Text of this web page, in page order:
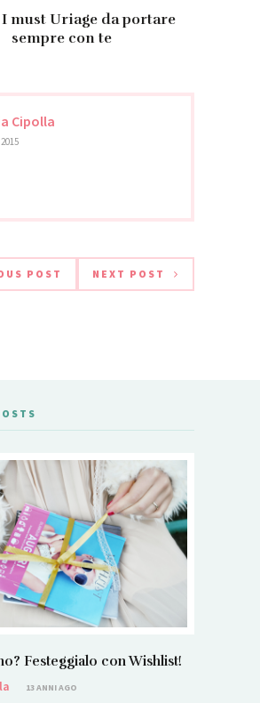
I must Uriage da portare
sempre con te
Cipolla
POST NEXT POST
Festeggialo con Wishlist!
13 ANNI AGO